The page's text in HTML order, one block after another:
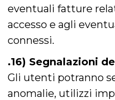
eventuali fatture
accesso e agli
connessi.
.16) Segnalazioni
Gli utenti potranno
anomalie, utilizzi